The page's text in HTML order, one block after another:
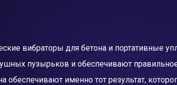
вибраторы для бетона и портативные
пузырьков и обеспечивают
именно тот результат,